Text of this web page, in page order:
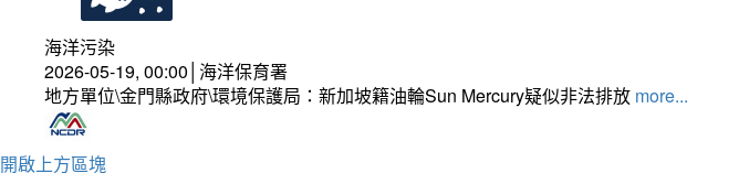
海洋污染
2026-05-19, 00:00│海洋保育署
地方單位\金門縣政府\環境保護局：新加坡籍油輪Sun Mercury疑似非法排放 more...
開啟上方區塊